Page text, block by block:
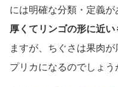
には明確な分類・定義が
厚くてリンゴの形に近い
ますが、ちぐさは果肉
プリカになるのでしょう